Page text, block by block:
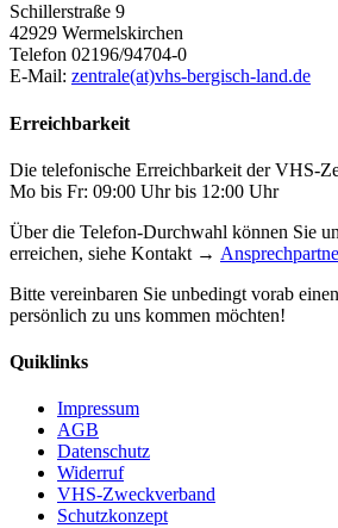
Schillerstraße 9
42929 Wermelskirchen
Telefon 02196/94704-0
E-Mail: zentrale(at)vhs-bergisch-land.de
Erreichbarkeit
Die telefonische Erreichbarkeit der VHS-
Mo bis Fr: 09:00 Uhr bis 12:00 Uhr
Über die Telefon-Durchwahl können Sie
erreichen, siehe Kontakt →
Bitte vereinbaren Sie unbedingt vorab
persönlich zu uns kommen möchten!
Quiklinks
Impressum
AGB
Datenschutz
Widerruf
VHS-Zweckverband
Schutzkonzept